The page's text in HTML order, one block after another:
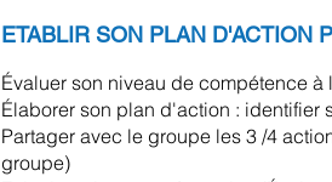
ETABLIR SON PLAN D'ACTION
Évaluer son niveau de compétence
Élaborer son plan d'action : identifier
Partager avec le groupe les 3 /4
groupe)